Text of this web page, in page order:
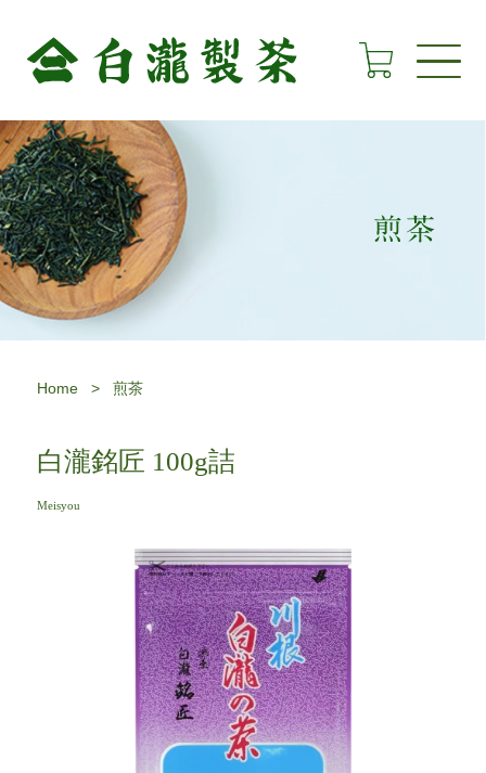
Home > 煎茶
白瀧銘匠 100g詰
Meisyou